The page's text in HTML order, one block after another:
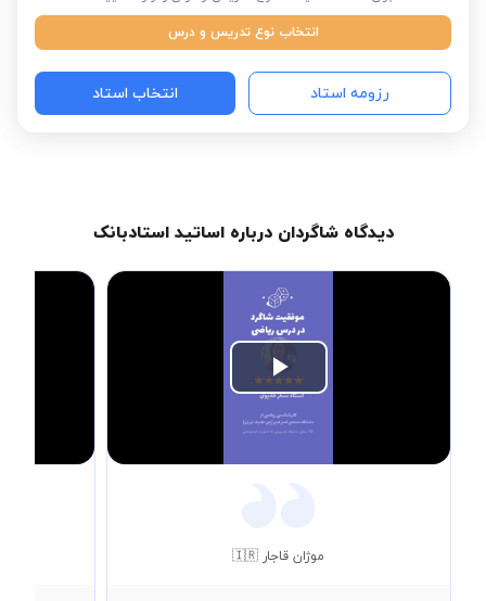
انتخاب نوع تدریس و درس
رزومه استاد انتخاب استاد
دیدگاه شاگردان درباره اساتید استادبانک
Play
Video
موژان قاجار 🇮🇷